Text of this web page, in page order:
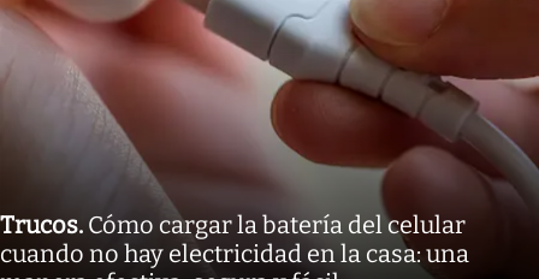
Trucos. Cómo cargar la batería del celular
cuando no hay electricidad en la casa: una